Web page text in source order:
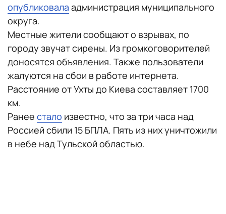
опубликовала администрация муниципального
округа.
Местные жители сообщают о взрывах, по
городу звучат сирены. Из громкоговорителей
доносятся объявления. Также пользователи
жалуются на сбои в работе интернета.
Расстояние от Ухты до Киева составляет 1700
км.
Ранее стало известно, что за три часа над
Россией сбили 15 БПЛА. Пять из них уничтожили
в небе над Тульской областью.